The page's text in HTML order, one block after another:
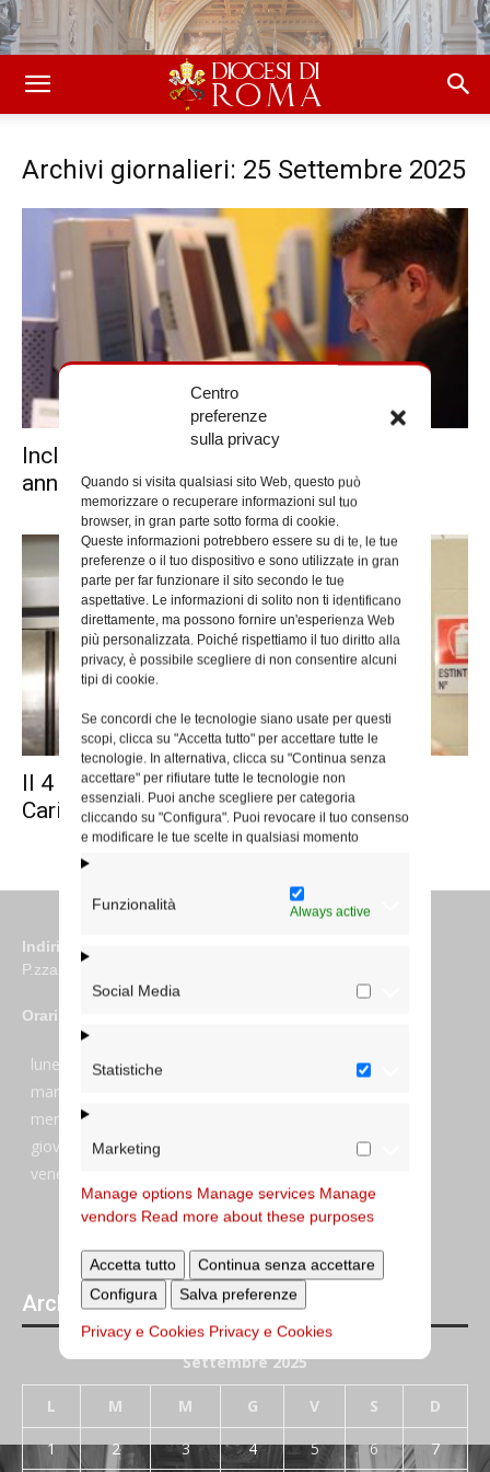
Centro
preferenze
sulla privacy
Quando si visita qualsiasi sito Web, questo può
memorizzare o recuperare informazioni sul tuo
browser, in gran parte sotto forma di cookie.
Queste informazioni potrebbero essere su di te, le tue
preferenze o il tuo dispositivo e sono utilizzate in gran
parte per far funzionare il sito secondo le tue
aspettative. Le informazioni di solito non ti identificano
direttamente, ma possono fornire un'esperienza Web
più personalizzata. Poiché rispettiamo il tuo diritto alla
privacy, è possibile scegliere di non consentire alcuni
tipi di cookie.
Se concordi che le tecnologie siano usate per questi
scopi, clicca su "Accetta tutto" per accettare tutte le
tecnologie. In alternativa, clicca su "Continua senza
accettare" per rifiutare tutte le tecnologie non
essenziali. Puoi anche scegliere per categoria
cliccando su "Configura". Puoi revocare il tuo consenso
e modificare le tue scelte in qualsiasi momento
Funzionalità Always active
Social Media
Statistiche
Marketing
Manage options Manage services Manage
vendors Read more about these purposes
Accetta tutto
Continua senza accettare
Configura
Salva preferenze
Privacy e Cookies Privacy e Cookies
Archivi giornalieri: 25 Settembre 2025
Inclusione sociale e lavoro dignitoso: tre
anni del progetto “Officina delle...
Il 4 ottobre l’assemblea degli operatori
Caritas
Indirizzo
P.zza S. Giovanni in Laterano 6 00184 Roma
Orari
lunedi:
martedi:
mercoledi:
giovedi:
venerdi:
Archivi giornalieri degli articoli pubblicati
Settembre 2025
L M M G V S D
1 2 3 4 5 6 7